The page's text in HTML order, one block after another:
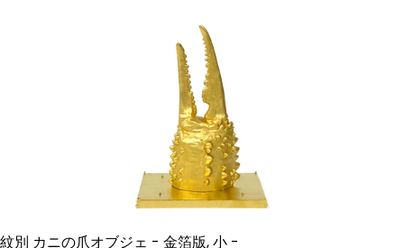
紋別 カニの爪オブジェ - 金箔版, 小 -